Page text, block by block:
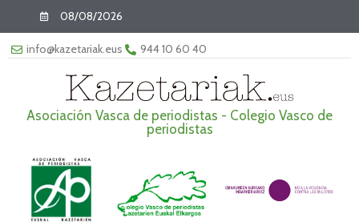
08/08/2026
info@kazetariak.eus 944 10 60 40
Asociación Vasca de periodistas - Colegio Vasco de
periodistas